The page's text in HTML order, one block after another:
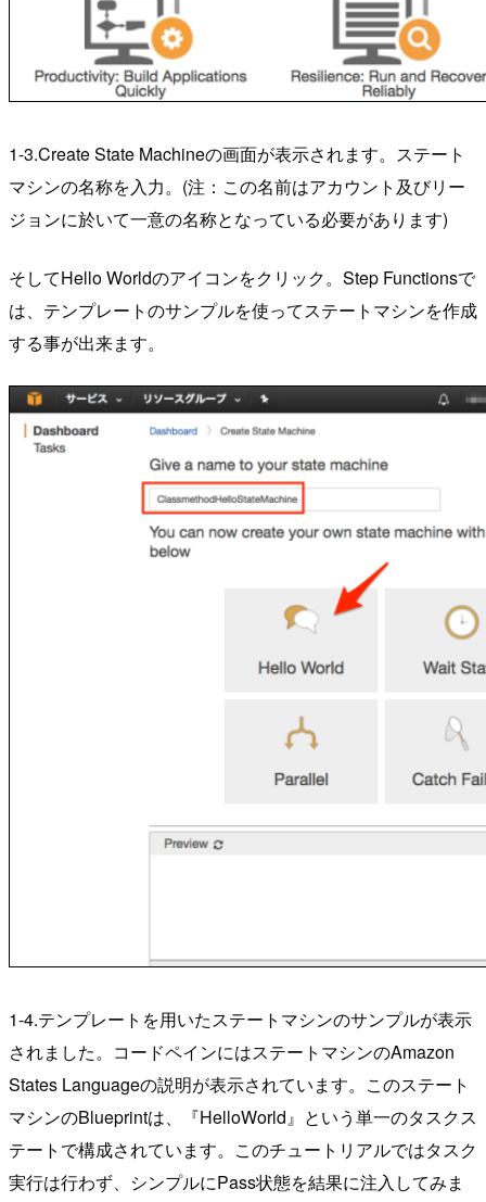
1-3.Create State Machineの画面が表示されます。ステート
マシンの名称を入力。(注：この名前はアカウント及びリー
ジョンに於いて一意の名称となっている必要があります)
そしてHello Worldのアイコンをクリック。Step Functionsで
は、テンプレートのサンプルを使ってステートマシンを作成
する事が出来ます。
1-4.テンプレートを用いたステートマシンのサンプルが表示
されました。コードペインにはステートマシンのAmazon
States Languageの説明が表示されています。このステート
マシンのBlueprintは、『HelloWorld』という単一のタスクス
テートで構成されています。このチュートリアルではタスク
実行は行わず、シンプルにPass状態を結果に注入してみま